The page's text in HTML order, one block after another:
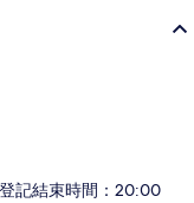
記結束時間：20:00